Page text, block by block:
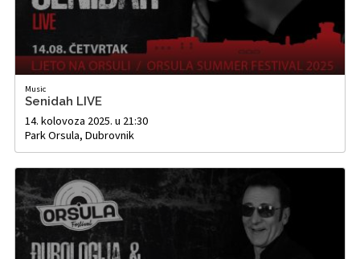
Music
Senidah LIVE
14. kolovoza 2025. u 21:30
Park Orsula, Dubrovnik